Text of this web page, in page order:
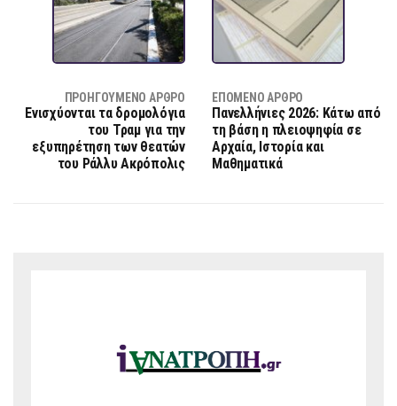
ΠΡΟΗΓΟΎΜΕΝΟ ΆΡΘΡΟ
Ενισχύονται τα δρομολόγια
του Τραμ για την
εξυπηρέτηση των θεατών
του Ράλλυ Ακρόπολις
ΕΠΌΜΕΝΟ ΆΡΘΡΟ
Πανελλήνιες 2026: Κάτω από
τη βάση η πλειοψηφία σε
Αρχαία, Ιστορία και
Μαθηματικά